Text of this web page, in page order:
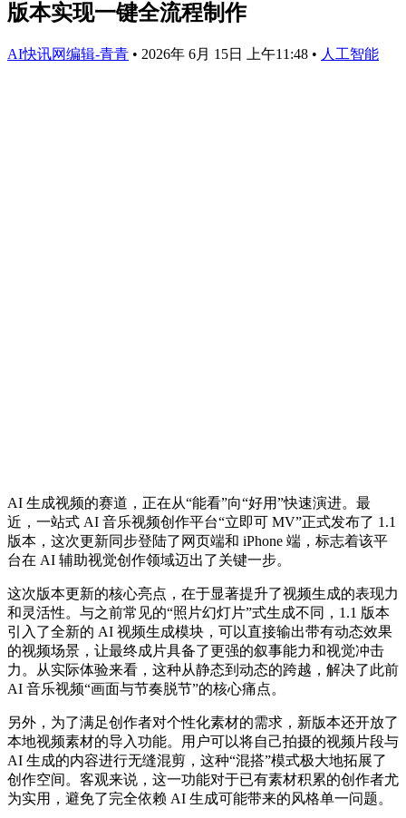
版本实现一键全流程制作
AI快讯网编辑-青青 • 2026年 6月 15日 上午11:48 • 人工智能
AI 生成视频的赛道，正在从“能看”向“好用”快速演进。最
近，一站式 AI 音乐视频创作平台“立即可 MV”正式发布了 1.1
版本，这次更新同步登陆了网页端和 iPhone 端，标志着该平
台在 AI 辅助视觉创作领域迈出了关键一步。
这次版本更新的核心亮点，在于显著提升了视频生成的表现力
和灵活性。与之前常见的“照片幻灯片”式生成不同，1.1 版本
引入了全新的 AI 视频生成模块，可以直接输出带有动态效果
的视频场景，让最终成片具备了更强的叙事能力和视觉冲击
力。从实际体验来看，这种从静态到动态的跨越，解决了此前
AI 音乐视频“画面与节奏脱节”的核心痛点。
另外，为了满足创作者对个性化素材的需求，新版本还开放了
本地视频素材的导入功能。用户可以将自己拍摄的视频片段与
AI 生成的内容进行无缝混剪，这种“混搭”模式极大地拓展了
创作空间。客观来说，这一功能对于已有素材积累的创作者尤
为实用，避免了完全依赖 AI 生成可能带来的风格单一问题。